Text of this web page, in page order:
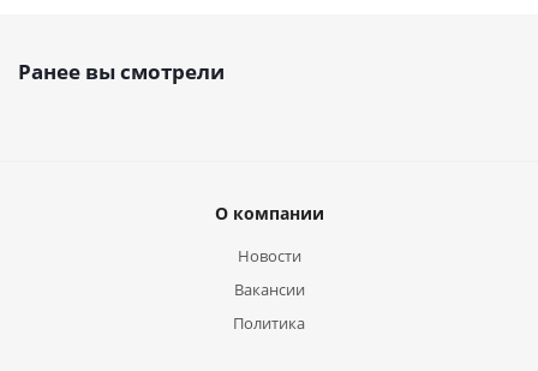
Ранее вы смотрели
О компании
Новости
Вакансии
Политика